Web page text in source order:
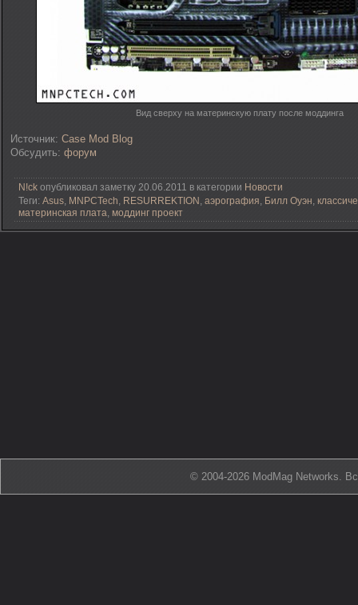
Вид сверху на материнскую плату после моддинга
Источник: Case Mod Blog
Обсудить: форум
N!ck опубликовал заметку 20.06.2011 в категории Новости
Теги: Asus, MNPCTech, RESURREKTION , аэрография, Билл Оуэн,
материнская плата, моддинг проект
© 2004-2026 ModMag Networks.